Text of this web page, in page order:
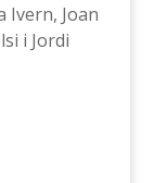
Ivern, Joan
i Jordi